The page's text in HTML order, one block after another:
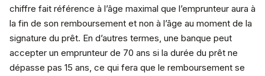
chiffre fait référence à l’âge maximal que l’emprunteur aura à
la fin de son remboursement et non à l’âge au moment de la
signature du prêt. En d’autres termes, une banque peut
accepter un emprunteur de 70 ans si la durée du prêt ne
dépasse pas 15 ans, ce qui fera que le remboursement se